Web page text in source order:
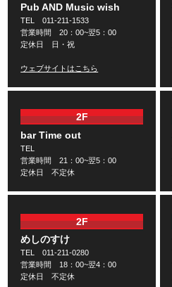
Pub AND Music wish
TEL 011-211-1533
営業時間 20：00~翌5：00
定休日 日・祝
ウェブサイトはこちら
2F
bar Time out
TEL
営業時間 21：00~翌5：00
定休日 不定休
2F
めしのすけ
TEL 011-211-0280
営業時間 18：00~翌4：00
定休日 不定休